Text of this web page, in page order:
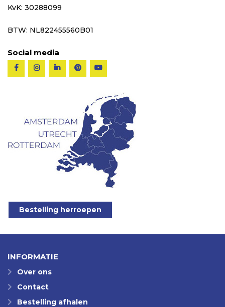
KvK: 30288099
BTW: NL822455560B01
Social media
Bestelling herroepen
INFORMATIE
Over ons
Contact
Bestelling afhalen